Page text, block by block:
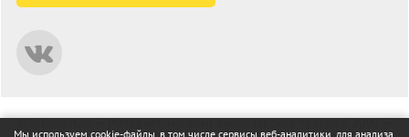
© informat.ru — Интернет-магазин канцелярских товаров. 2001—
Мы используем cookie-файлы, в том числе сервисы веб-аналитики, для анализа